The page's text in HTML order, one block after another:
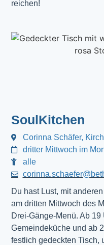
reichen!
SoulKitchen
Corinna Schäfer,
dritter Mittwoch im
alle
Du hast Lust, mit
am dritten Mittwoch des
Drei-Gänge-Menü. Ab
Gemeindeküche und ab
festlich gedeckten Tisch,